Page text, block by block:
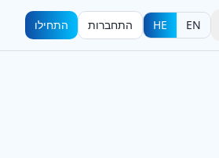
EN
HE התחברות התחילו